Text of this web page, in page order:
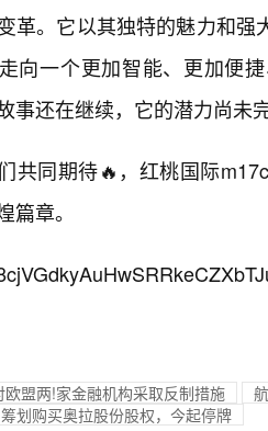
革。它以其独特的魅力和
向一个更加智能、更加便
事还在继续，它的潜力尚未
共同期待🔥，红桃国际
篇章。
欧盟两!家金融机构采取反制措施
划购买奥拉股份股权，今起停牌